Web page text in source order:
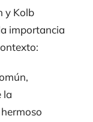
y Kolb
importancia
la